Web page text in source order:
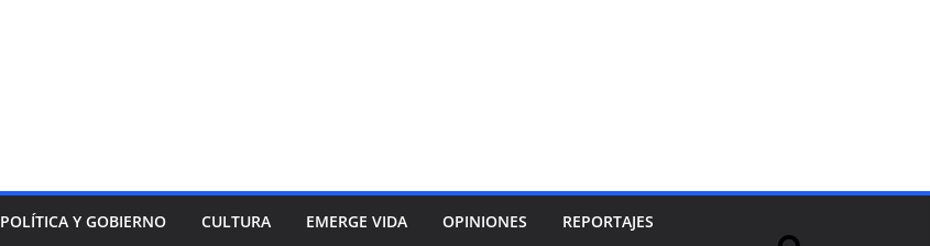
POLÍTICA Y GOBIERNO CULTURA EMERGE VIDA OPINIONES REPORTAJES